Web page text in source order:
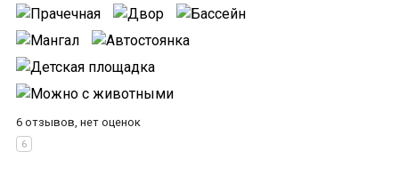
6 отзывов, нет оценок